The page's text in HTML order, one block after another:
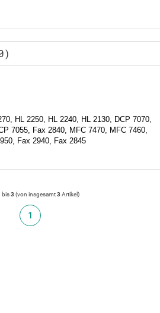
HL 2250, HL 2240, HL 2130, DCP 7070,
7055, Fax 2840, MFC 7470, MFC 7460,
Fax 2940, Fax 2845
bis3(von insgesamt3Artikel)
1